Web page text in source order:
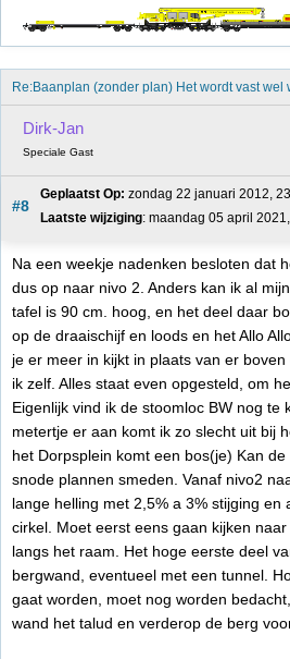
Re:Baanplan (zonder plan) Het wordt vast wel
Dirk-Jan
Speciale Gast
#8
Geplaatst Op: zondag 22 januari 2012,
Laatste wijziging: maandag 05 april
Na een weekje nadenken besloten dat
dus op naar nivo 2. Anders kan ik al
tafel is 90 cm. hoog, en het deel daar
op de draaischijf en loods en het Allo
je er meer in kijkt in plaats van er
ik zelf. Alles staat even opgesteld, om
Eigenlijk vind ik de stoomloc BW nog te
metertje er aan komt ik zo slecht uit bij
het Dorpsplein komt een bos(je) Kan
snode plannen smeden. Vanaf nivo2
lange helling met 2,5% a 3% stijging en
cirkel. Moet eerst eens gaan kijken
langs het raam. Het hoge eerste deel
bergwand, eventueel met een tunnel.
gaat worden, moet nog worden
wand het talud en verderop de berg